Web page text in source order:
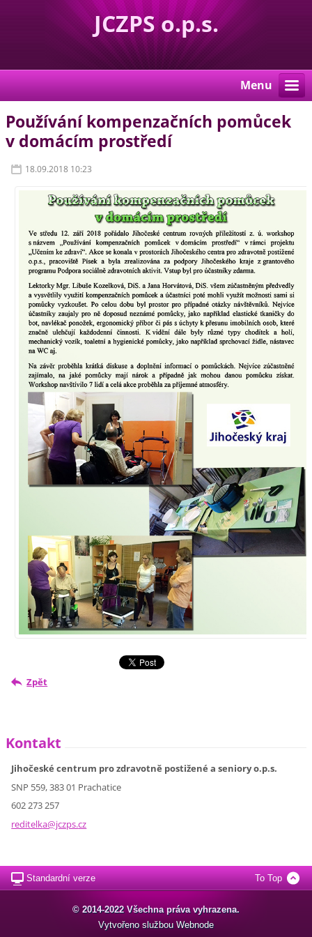
JCZPS o.p.s.
Menu
Používání kompenzačních pomůcek
v domácím prostředí
18.09.2018 10:23
Zpět
Kontakt
Jihočeské centrum pro zdravotně postižené a seniory o.p.s.
SNP 559, 383 01 Prachatice
602 273 257
reditelka@jczps.cz
Standardní verze To Top
© 2014-2022 Všechna práva vyhrazena.
Vytvořeno službou Webnode